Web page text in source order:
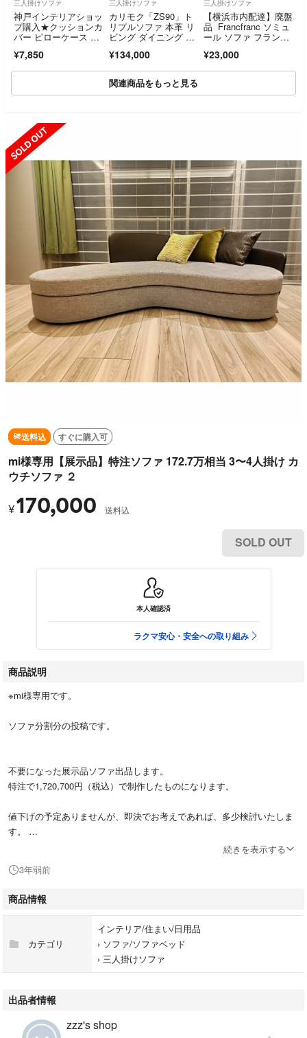
三人掛けソファ
神戸インテリアショッ
プ購入★クッションカ
バー ピローケース 枕
¥7,850
三人掛けソファ
カリモク「ZS90」ト
リプルソファ 本革 リ
ビング ダイニング ラ
ス 応接室 書斎 ロビ
ー 待合 ゲストルー
ム karimoku【中古家
具/中古インテリア/US
ED家具ユーズド家具/
¥134,000
三人掛けソファ
【横浜市内配達】廃盤
品 Francfranc ソミュ
ール ソファ フランフ
¥23,000
関連商品をもっと見る
送料込 すぐに購入可
mi様専用【展示品】特注ソファ 172.7万相当 3〜4人掛け カ
ウチソファ ２
¥170,000 送料込
SOLD OUT
本人確認済
ラクマ安心・安全への取り組み
商品説明
※mi様専用です。
ソファ分割分の投稿です。
不要になった展示品ソファ出品します。
特注で1,720,700円（税込）で制作したものになります。
値下げの予定ありませんが、即決でお考えであれば、多少検討いたしま
す。
説明書等はないので素人採寸になりますが、サイズ感は写真ご確認下さ
い。
※目立った傷はありませんが、展示品のため、小さな傷・汚れ等はご了承
ください。
※写真に写っているマナトレーディングのクッションは、発送の関係上、
付属できませんのでご了承ください。
※説明書等はありません。
続きを表示する
3年弱前
商品情報
カテゴリ
インテリア/住まい/日用品
› ソファ/ソファベッド
› 三人掛けソファ
出品者情報
zzz's shop